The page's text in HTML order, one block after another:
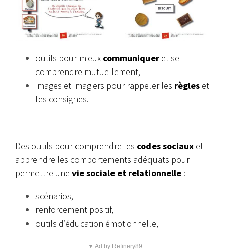
outils pour mieux communiquer et se
comprendre mutuellement,
images et imagiers pour rappeler les règles et
les consignes.
Des outils pour comprendre les codes sociaux et
apprendre les comportements adéquats pour
permettre une vie sociale et relationnelle :
scénarios,
renforcement positif,
outils d’éducation émotionnelle,
▼ Ad by Refinery89